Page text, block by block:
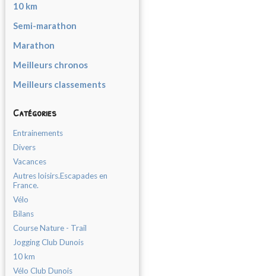
10 km
Semi-marathon
Marathon
Meilleurs chronos
Meilleurs classements
Catégories
Entrainements
Divers
Vacances
Autres loisirs.Escapades en
France.
Vélo
Bilans
Course Nature - Trail
Jogging Club Dunois
10 km
Vélo Club Dunois